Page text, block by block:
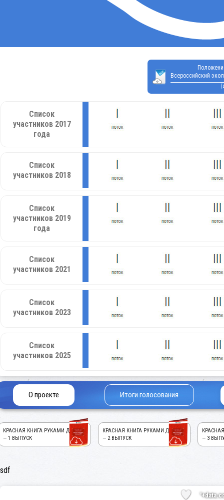
Всероссийский
Список
участников 2017
года
Список
участников 2018
Список
участников 2019
года
Список
участников 2021
Список
участников 2023
Список
участников 2025
О проекте Итоги голосования
КРАСНАЯ КНИГА РУКАМИ ДЕТЕЙ!
— 1 ВЫПУСК
КРАСНАЯ КНИГА РУКАМИ ДЕТЕЙ!
— 2 ВЫПУСК
— 3
sdf